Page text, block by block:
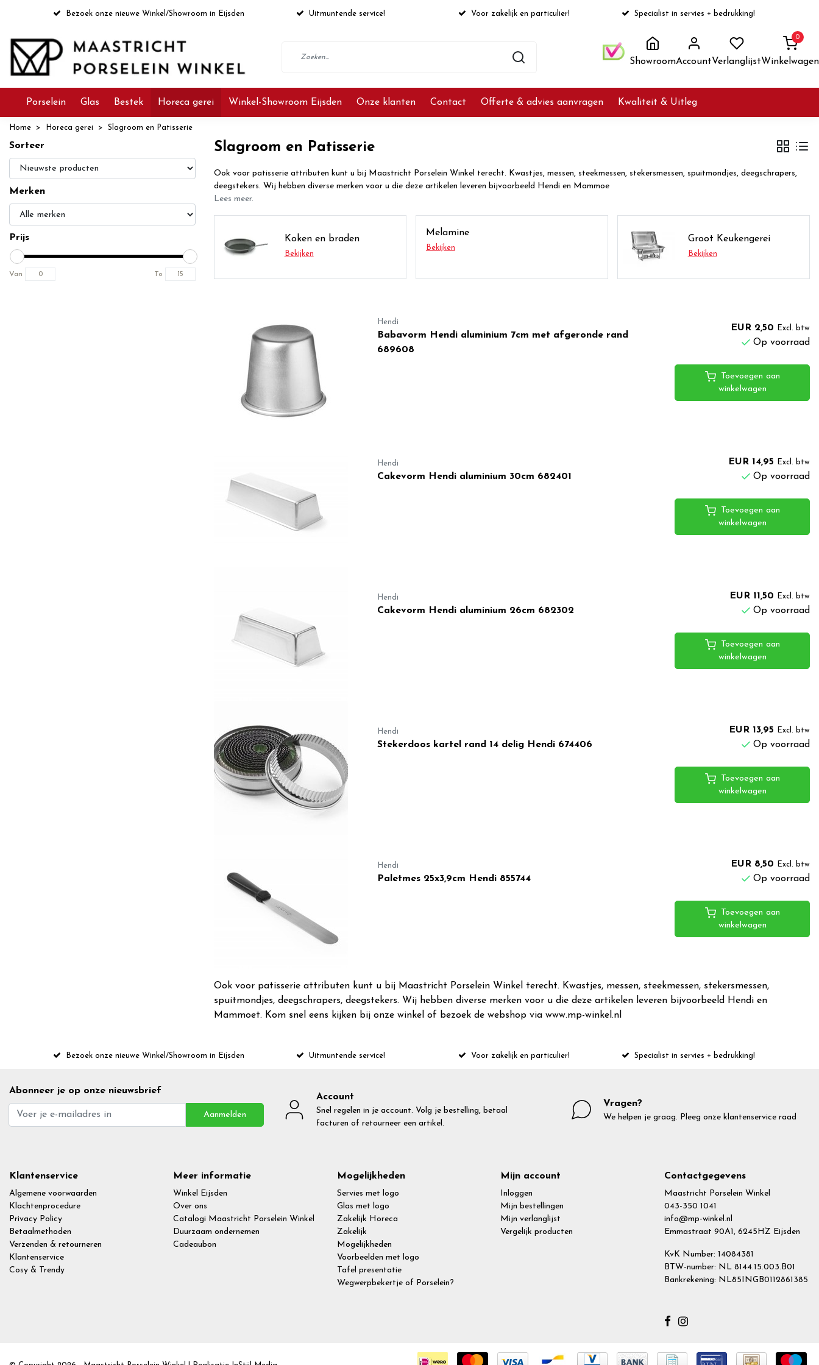
Bezoek onze nieuwe Winkel/Showroom in Eijsden Uitmuntende service! Voor zakelijk en particulier! Specialist in servies + bedrukking!
ShowroomAccountVerlanglijst
0
Winkelwagen
Porselein Glas Bestek Horeca gerei Winkel-Showroom Eijsden Onze klanten Contact Offerte & advies aanvragen Kwaliteit & Uitleg
Home Horeca gerei Slagroom en Patisserie
Sorteer
Merken
Prijs
Van To
Slagroom en Patisserie
Ook voor patisserie attributen kunt u bij Maastricht Porselein Winkel terecht. Kwastjes, messen, steekmessen, stekersmessen, spuitmondjes, deegschrapers,
deegstekers. Wij hebben diverse merken voor u die deze artikelen leveren bijvoorbeeld Hendi en Mammoe
Lees meer.
Bekijken
Koken en braden
Bekijken
Melamine
Bekijken
Groot Keukengerei
Bekijken
Hendi
Babavorm Hendi aluminium 7cm met afgeronde rand
689608
EUR 2,50 Excl. btw
Op voorraad
Toevoegen aan
winkelwagen
Hendi
Cakevorm Hendi aluminium 30cm 682401
EUR 14,95 Excl. btw
Op voorraad
Toevoegen aan
winkelwagen
Hendi
Cakevorm Hendi aluminium 26cm 682302
EUR 11,50 Excl. btw
Op voorraad
Toevoegen aan
winkelwagen
Hendi
Stekerdoos kartel rand 14 delig Hendi 674406
EUR 13,95 Excl. btw
Op voorraad
Toevoegen aan
winkelwagen
Hendi
Paletmes 25x3,9cm Hendi 855744
EUR 8,50 Excl. btw
Op voorraad
Toevoegen aan
winkelwagen
Ook voor patisserie attributen kunt u bij Maastricht Porselein Winkel terecht. Kwastjes, messen, steekmessen, stekersmessen,
spuitmondjes, deegschrapers, deegstekers. Wij hebben diverse merken voor u die deze artikelen leveren bijvoorbeeld Hendi en
Mammoet. Kom snel eens kijken bij onze winkel of bezoek de webshop via www.mp-winkel.nl
Bezoek onze nieuwe Winkel/Showroom in Eijsden Uitmuntende service! Voor zakelijk en particulier! Specialist in servies + bedrukking!
Abonneer je op onze nieuwsbrief
Aanmelden
Account
Snel regelen in je account. Volg je bestelling, betaal
facturen of retourneer een artikel.
Vragen?
We helpen je graag. Pleeg onze klantenservice raad
Klantenservice
Algemene voorwaarden
Klachtenprocedure
Privacy Policy
Betaalmethoden
Verzenden & retourneren
Klantenservice
Cosy & Trendy
Meer informatie
Winkel Eijsden
Over ons
Catalogi Maastricht Porselein Winkel
Duurzaam ondernemen
Cadeaubon
Mogelijkheden
Servies met logo
Glas met logo
Zakelijk Horeca
Zakelijk
Mogelijkheden
Voorbeelden met logo
Tafel presentatie
Wegwerpbekertje of Porselein?
Mijn account
Inloggen
Mijn bestellingen
Mijn verlanglijst
Vergelijk producten
Contactgegevens
Maastricht Porselein Winkel
043-350 1041
info@mp-winkel.nl
Emmastraat 90A1, 6245HZ Eijsden
KvK Number: 14084381
BTW-number: NL 8144.15.003.B01
Bankrekening: NL85INGB0112861385